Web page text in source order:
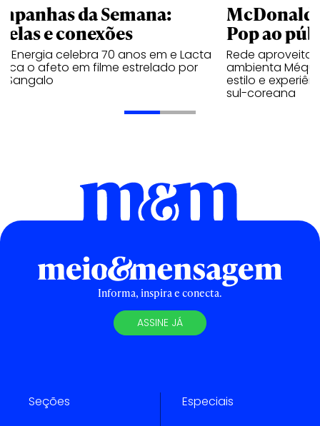
da Semana:
e conexões
Energia celebra 70 anos em e Lacta
o afeto em filme estrelado por
Sangalo
Pop ao
Rede aproveita
ambienta Méqui
estilo e
sul-coreana
Informa, inspira e conecta.
ASSINE JÁ
Seções Especiais